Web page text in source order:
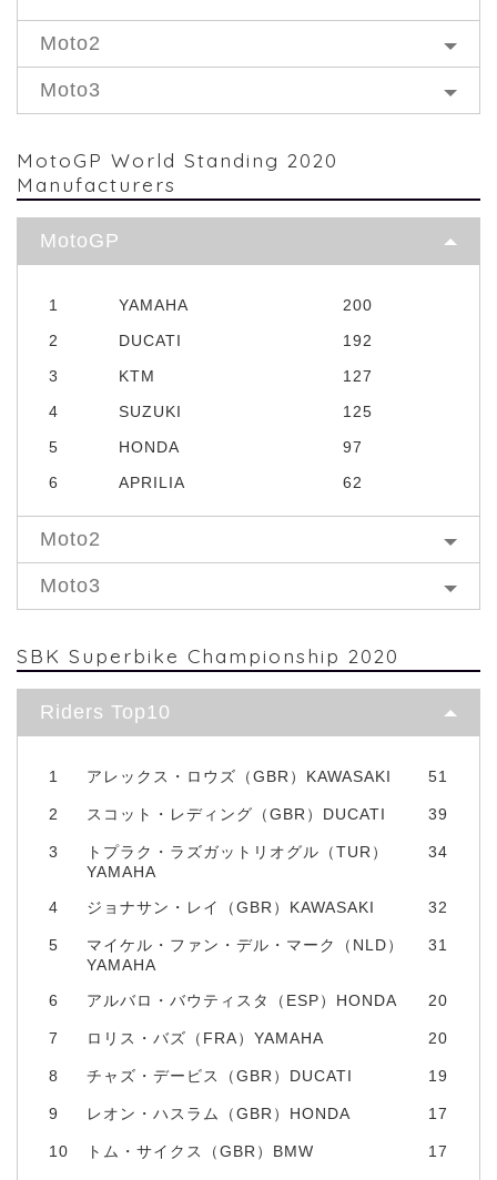
Moto2
Moto3
MotoGP World Standing 2020
Manufacturers
MotoGP
1 YAMAHA
200
2
DUCATI
192
3
KTM
127
4
SUZUKI
125
5
HONDA
97
6
APRILIA 62
Moto2
Moto3
SBK Superbike Championship 2020
Riders Top10
1 アレックス・ロウズ（GBR）KAWASAKI 51
2 スコット・レディング（GBR）DUCATI 39
3
トプラク・ラズガットリオグル（TUR）
YAMAHA
34
4 ジョナサン・レイ（GBR）KAWASAKI 32
5
マイケル・ファン・デル・マーク（NLD）
YAMAHA
31
6 アルバロ・バウティスタ（ESP）HONDA 20
7 ロリス・バズ（FRA）YAMAHA 20
8 チャズ・デービス（GBR）DUCATI 19
9 レオン・ハスラム（GBR）HONDA 17
10 トム・サイクス（GBR）BMW 17